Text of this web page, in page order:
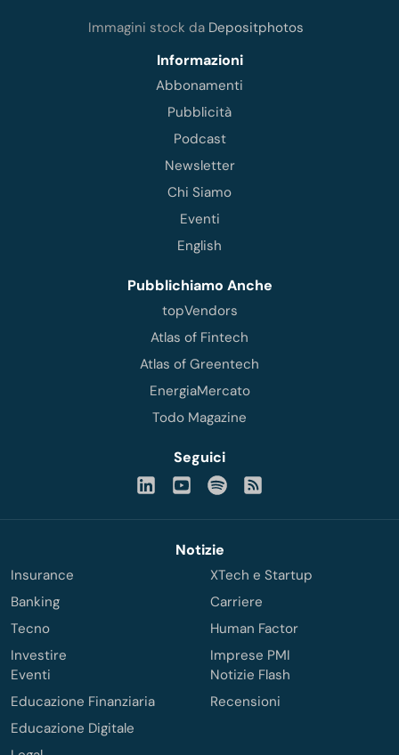
Immagini stock da Depositphotos
Informazioni
Abbonamenti
Pubblicità
Podcast
Newsletter
Chi Siamo
Eventi
English
Pubblichiamo Anche
topVendors
Atlas of Fintech
Atlas of Greentech
EnergiaMercato
Todo Magazine
Seguici
Notizie
Insurance
Banking
Tecno
Investire
XTech e Startup
Carriere
Human Factor
Imprese PMI
Eventi
Educazione Finanziaria
Educazione Digitale
Notizie Flash
Recensioni